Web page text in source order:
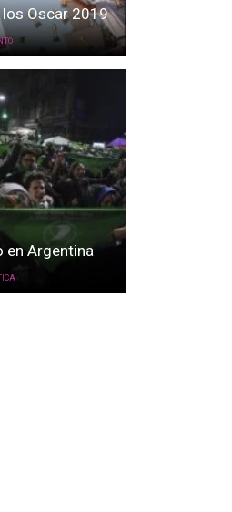
Oscar 2019
en Argentina